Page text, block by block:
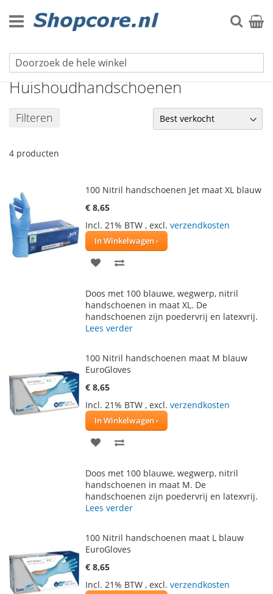
naar
de
Zoek
Hygiëne & Schoonmaak
Huishoudhandschoenen
Filteren
4 producten
100 Nitril handschoenen Jet maat XL blauw
€ 8,65
Incl. 21% BTW , excl. verzendkosten
In Winkelwagen
VOEG
AAN
VERLANGLIJST
TE
VERGELIJKEN
Doos met 100 blauwe, wegwerp, nitril
handschoenen in maat XL. De
handschoenen zijn poedervrij en latexvrij.
Lees verder
100 Nitril handschoenen maat M blauw
EuroGloves
€ 8,65
Incl. 21% BTW , excl. verzendkosten
In Winkelwagen
VOEG
AAN
VERLANGLIJST
TE
VERGELIJKEN
Doos met 100 blauwe, wegwerp, nitril
handschoenen in maat M. De
handschoenen zijn poedervrij en latexvrij.
Lees verder
100 Nitril handschoenen maat L blauw
EuroGloves
€ 8,65
Incl. 21% BTW , excl. verzendkosten